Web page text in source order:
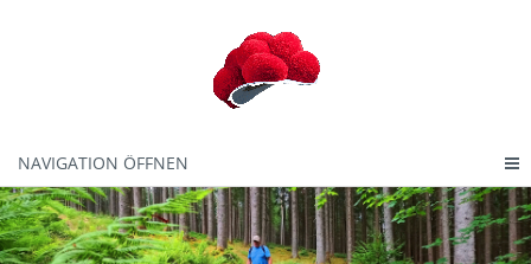
NAVIGATION ÖFFNEN